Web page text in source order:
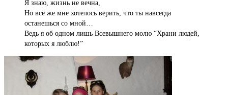
Я знаю, жизнь не вечна,
Но всё же мне хотелось верить, что ты навсегда
останешься со мной…
Ведь я об одном лишь Всевышнего молю “Храни людей,
которых я люблю!”